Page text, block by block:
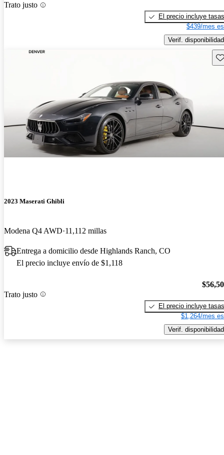
Trato justo
El precio incluye tasas
$439/mes
Verif. disponibilidad
2023 Maserati Ghibli
Modena Q4 AWD 11,112 millas
Entrega a domicilio desde Highlands Ranch, CO
El precio incluye envío de $1,118
Trato justo
El precio incluye tasas
$1,264/mes
Verif. disponibilidad